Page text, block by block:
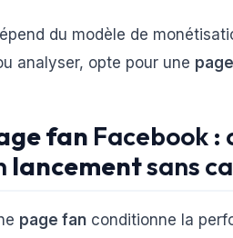
du modèle de
analyser, opte pour une
fan Facebook :
lancementsans
page fan conditionne la